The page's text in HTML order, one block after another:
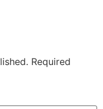
Required